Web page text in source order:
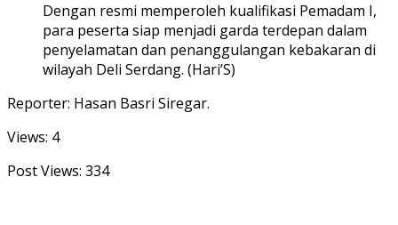
Dengan resmi memperoleh kualifikasi Pemadam I,
para peserta siap menjadi garda terdepan dalam
penyelamatan dan penanggulangan kebakaran di
wilayah Deli Serdang. (Hari’S)
Reporter: Hasan Basri Siregar.
Views: 4
Post Views: 334